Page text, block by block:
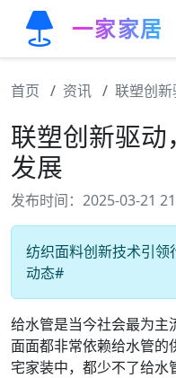
一家家居
首页 资讯 联塑创
联塑创新驱
发展
发布时间：2025-03-21
纺织面料创新技术引
动态#
给水管是当今社会最为主
面面都非常依赖给水管
宅家装中，都少不了给水